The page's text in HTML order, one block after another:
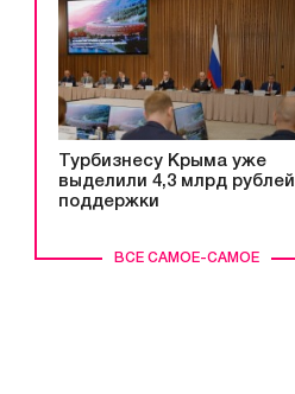
ВСЕ САМОЕ-САМОЕ
Турбизнесу Крыма уже
выделили 4,3 млрд рублей
поддержки